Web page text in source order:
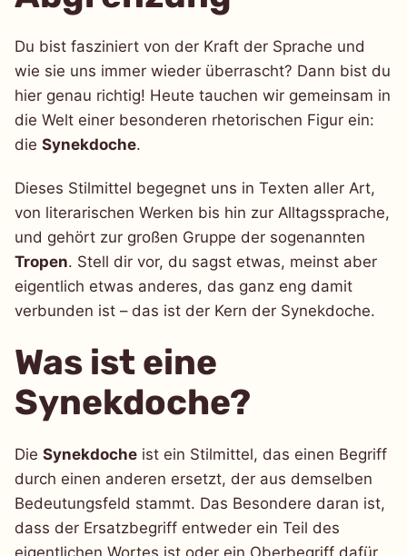
Du bist fasziniert von der Kraft der Sprache und
wie sie uns immer wieder überrascht? Dann bist du
hier genau richtig! Heute tauchen wir gemeinsam in
die Welt einer besonderen rhetorischen Figur ein:
die Synekdoche.
Dieses Stilmittel begegnet uns in Texten aller Art,
von literarischen Werken bis hin zur Alltagssprache,
und gehört zur großen Gruppe der sogenannten
Tropen. Stell dir vor, du sagst etwas, meinst aber
eigentlich etwas anderes, das ganz eng damit
verbunden ist – das ist der Kern der Synekdoche.
Was ist eine
Synekdoche?
Die Synekdoche ist ein Stilmittel, das einen Begriff
durch einen anderen ersetzt, der aus demselben
Bedeutungsfeld stammt. Das Besondere daran ist,
dass der Ersatzbegriff entweder ein Teil des
eigentlichen Wortes ist oder ein Oberbegriff dafür.